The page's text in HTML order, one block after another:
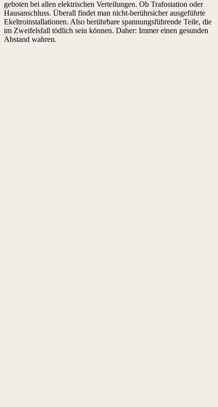
geboten bei allen elektrischen Verteilungen. Ob Trafostation oder
Hausanschluss. Überall findet man nicht-berührsicher ausgeführte
Ekeltroinstallationen. Also berührbare spannungsführende Teile, die
im Zweifelsfall tödlich sein können. Daher: Immer einen gesunden
Abstand wahren.